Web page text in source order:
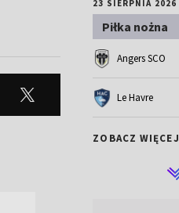
23 SIERPNIA 2026
Piłka nożna
Angers SCO
Le Havre
ZOBACZ WIĘCEJ